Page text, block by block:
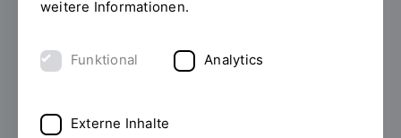
Wissenschaft in der
Regensburger Altstadt
Degginger verliehen: Der Verein der
weitere Informationen.
Funktional Analytics
Externe Inhalte